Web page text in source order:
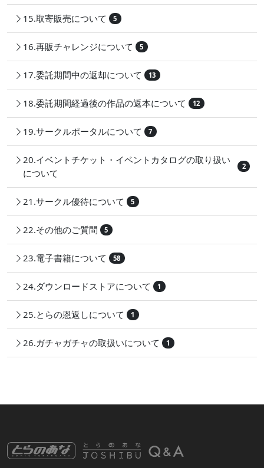
15.取寄販売について 5
16.再販チャレンジについて 5
17.委託期間中の返却について 13
18.委託期間経過後の作品の返本について 12
19.サークルポータルについて 7
20.イベントチケット・イベントカタログの取り扱い
について
2
21.サークル優待について 5
22.その他のご質問 5
23.電子書籍について 58
24.ダウンロードストアについて 1
25.とらの恩返しについて 1
26.ガチャガチャの取扱いについて 1